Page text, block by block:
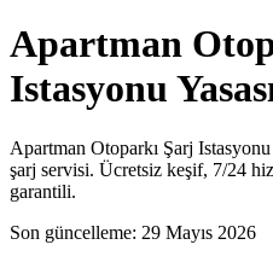
Apartman
Istasyonu
Apartman Otoparkı Şarj
şarj servisi. Ücretsiz keşif, 7/24
garantili.
Son güncelleme: 29 Mayıs 2026